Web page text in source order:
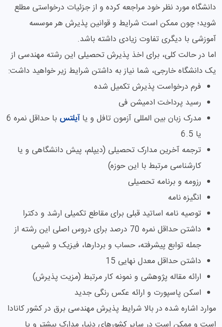
دانشگاه مورد نظر خود مراجعه کرده و از جزئیات درخواستی مطلع
شوید؛ چون ممکن است شرایط و قوانین پذیرش هر موسسه
آموزشی با دیگری تفاوت زیادی داشته باشد.
اما در حالت کلی، برای اخذ پذیرش تحصیلی این رشته مهندسی از
یک دانشگاه خارجی، شما نیاز به داشتن شرایط زیر خواهید داشت:
فرم درخواست پذیرش تکمیل شده
رسید پرداخت ادمیشن فی
مدرک زبان بین المللی آزمون تافل و یاآیلتس
با حداقل نمره 6
یا 6.5
ترجمه آخرین مدارک تحصیلی (دیپلم، پیش دانشگاهی و یا
کارشناسی مرتبط با این حوزه)
رزومه و برنامه تحصیلی
انگیزه نامه
توصیه نامه اساتید قبلی برای مقاطع تکمیلی ارشد و دکترا
داشتن حداقل نمره 70 درصد برای دروس اصلی این رشته از
جمله توابع پیشرفته، حساب و بردارها، فیزیک و شیمی
داشتن حداقل معدل نهایی 15
ارائه مقاله پژوهشی و نمونه کار مرتبط (مزیت پذیرش)
اسکن پاسپورت و ارائه عکس رنگی جدید
موارد اشاره شده در بالا شرایط پذیرش مهندسی برق در کشور کانادا